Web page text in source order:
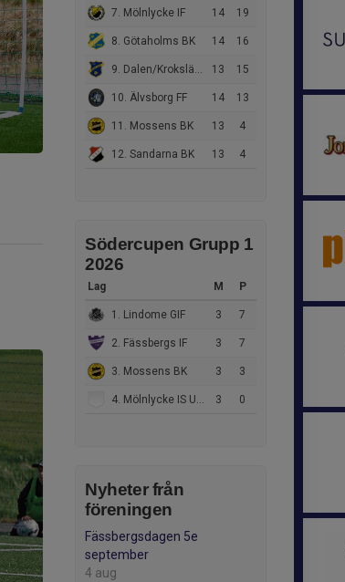
7. Mölnlycke IF 14 19
8. Götaholms BK 14 16
9. Dalen/Krokslätts FF 13 15
10. Älvsborg FF 14 13
11. Mossens BK 13 4
12. Sandarna BK 13 4
Södercupen Grupp 1
2026
Lag M P
1. Lindome GIF 3 7
2. Fässbergs IF 3 7
3. Mossens BK 3 3
4. Mölnlycke IS Ungdom 3 0
Nyheter från
föreningen
Fässbergsdagen 5e
september
4 aug